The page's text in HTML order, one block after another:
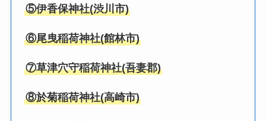
⑤伊香保神社(渋川市)
⑥尾曳稲荷神社(館林市)
⑦草津穴守稲荷神社(吾妻郡)
⑧於菊稲荷神社(高崎市)